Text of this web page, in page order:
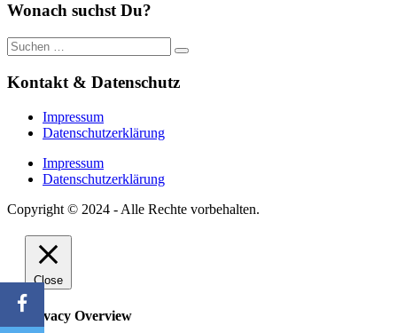
Wonach suchst Du?
Suche
nach:
Kontakt & Datenschutz
Impressum
Datenschutzerklärung
Impressum
Datenschutzerklärung
Copyright © 2024 - Alle Rechte vorbehalten.
Close
Privacy Overview